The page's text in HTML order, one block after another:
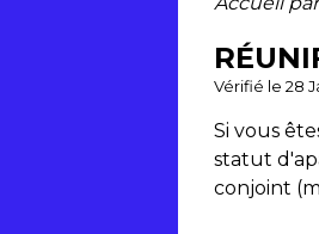
Vérifié le 28
Si vous
statut
conjoint